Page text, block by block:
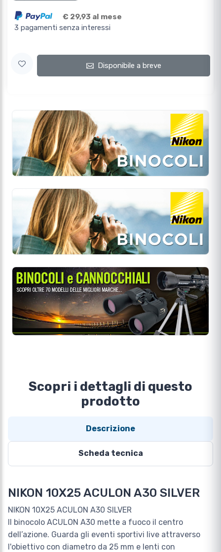
€ 29,93 al mese
3 pagamenti senza interessi
Disponibile a breve
Scopri i dettagli di questo
prodotto
Descrizione
Scheda tecnica
NIKON 10X25 ACULON A30 SILVER
NIKON 10X25 ACULON A30 SILVER
Il binocolo ACULON A30 mette a fuoco il centro
dell’azione. Guarda gli eventi sportivi live attraverso
l'obiettivo con diametro da 25 mm e lenti con